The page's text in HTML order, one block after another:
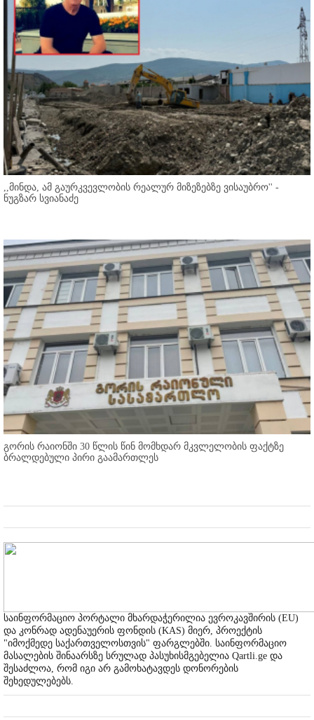
,,მინდა, ამ გაურკვევლობის რეალურ მიზეზებზე ვისაუბრო'' -
ნუგზარ სვიანაძე
გორის რაიონში 30 წლის წინ მომხდარ მკვლელობის ფაქტზე
ბრალდებული პირი გაამართლეს
საინფორმაციო პორტალი მხარდაჭერილია ევროკავშირის (EU)
და კონრად ადენაუერის ფონდის (KAS) მიერ, პროექტის
"იმოქმედე საქართველოსთვის" ფარგლებში. საინფორმაციო
მასალების შინაარსზე სრულად პასუხისმგებელია Qartli.ge და
შესაძლოა, რომ იგი არ გამოხატავდეს დონორების
შეხედულებებს.